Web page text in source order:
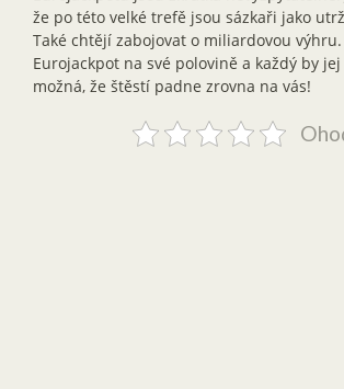
že po této velké trefě jsou sázkaři jako
Také chtějí zabojovat o miliardovou
Eurojackpot na své polovině a každý by
možná, že štěstí padne zrovna na vás!